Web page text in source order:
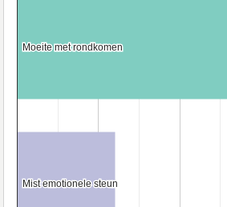
Moeite met rondkomen
Moeite met rondkomen
Mist emotionele steun
Mist emotionele steun